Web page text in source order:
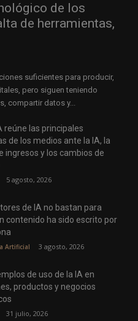
de los
de herramientas,
suficientes para producir,
pero siguen teniendo
compartir datos y...
reúne las principales
de los medios ante la IA, la
ingresos y los cambios de
5 agosto, 2026
de IA no bastan para
contenido ha sido escrito por
Artificial 3 agosto, 2026
de uso de la IA en
productos y negocios
31 julio, 2026